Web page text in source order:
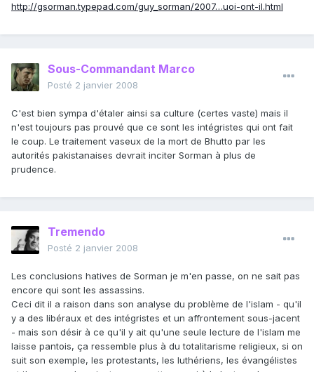
http://gsorman.typepad.com/guy_sorman/2007…uoi-ont-il.html
Sous-Commandant Marco
Posté 2 janvier 2008
C'est bien sympa d'étaler ainsi sa culture (certes vaste) mais il
n'est toujours pas prouvé que ce sont les intégristes qui ont fait
le coup. Le traitement vaseux de la mort de Bhutto par les
autorités pakistanaises devrait inciter Sorman à plus de
prudence.
Tremendo
Posté 2 janvier 2008
Les conclusions hatives de Sorman je m'en passe, on ne sait pas
encore qui sont les assassins.
Ceci dit il a raison dans son analyse du problème de l'islam - qu'il
y a des libéraux et des intégristes et un affrontement sous-jacent
- mais son désir à ce qu'il y ait qu'une seule lecture de l'islam me
laisse pantois, ça ressemble plus à du totalitarisme religieux, si on
suit son exemple, les protestants, les luthériens, les évangélistes